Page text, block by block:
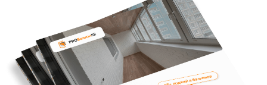
LET'S GO!
LET'S GO!